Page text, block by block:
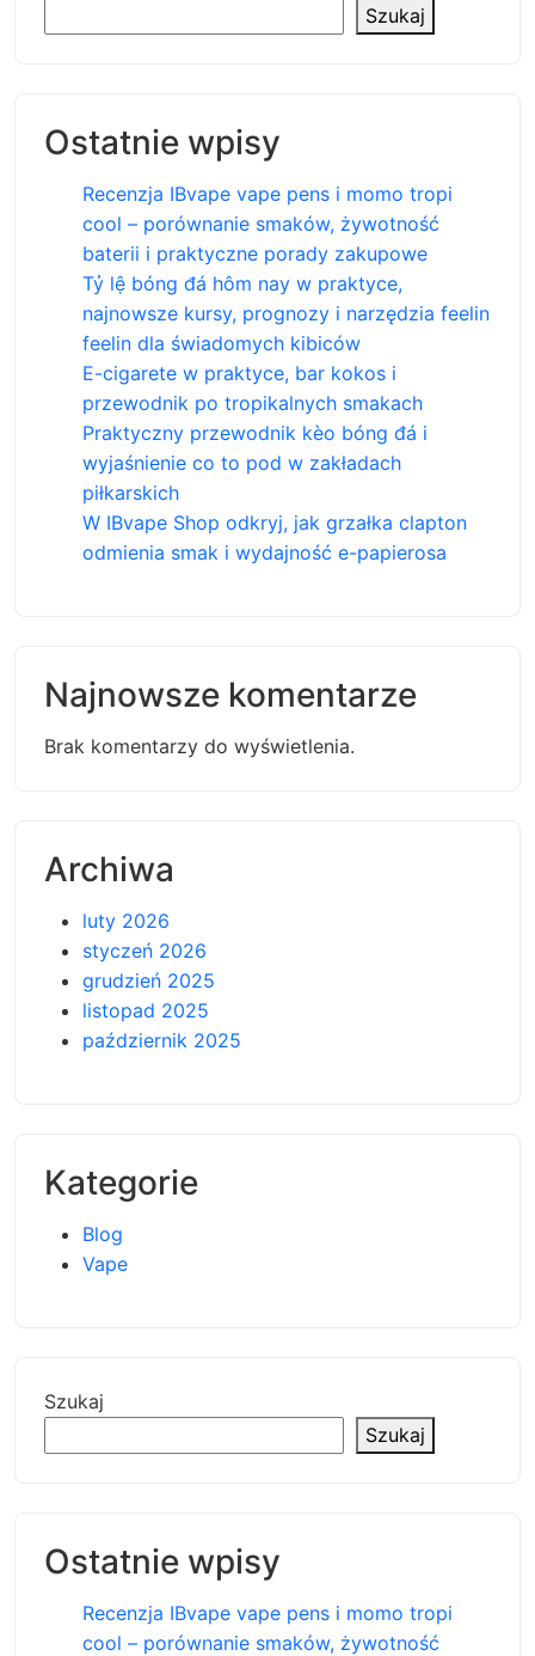
Szukaj
Ostatnie wpisy
Recenzja IBvape vape pens i momo tropi
cool – porównanie smaków, żywotność
baterii i praktyczne porady zakupowe
Tỷ lệ bóng đá hôm nay w praktyce,
najnowsze kursy, prognozy i narzędzia feelin
feelin dla świadomych kibiców
E-cigarete w praktyce, bar kokos i
przewodnik po tropikalnych smakach
Praktyczny przewodnik kèo bóng đá i
wyjaśnienie co to pod w zakładach
piłkarskich
W IBvape Shop odkryj, jak grzałka clapton
odmienia smak i wydajność e-papierosa
Najnowsze komentarze
Brak komentarzy do wyświetlenia.
Archiwa
luty 2026
styczeń 2026
grudzień 2025
listopad 2025
październik 2025
Kategorie
Blog
Vape
Szukaj
Szukaj
Ostatnie wpisy
Recenzja IBvape vape pens i momo tropi
cool – porównanie smaków, żywotność